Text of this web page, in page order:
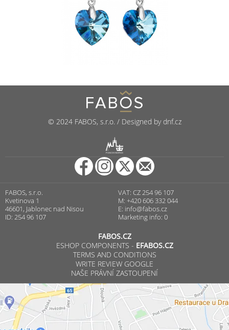
© 2024 FABOS, s.r.o. / Designed by dnf.cz
PUNCOVNÍ ÚŘAD
FABOS, s.r.o.
Kvetinova 1
46601, Jablonec nad Nisou
ID: 254 96 107
VAT: CZ 254 96 107
M: +420 606 332 044
E: info@fabos.cz
Marketing info: 0
FABOS.CZ
ESHOP COMPONENTS - EFABOS.CZ
TERMS AND CONDITIONS
WRITE REVIEW GOOGLE
NAŠE PRÁVNÍ ZASTOUPENÍ